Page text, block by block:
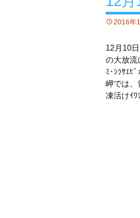
2016年
12月10
の大放流
ﾐ･ｼﾗｻｴﾋ
岬では、
凍活けｲﾜ